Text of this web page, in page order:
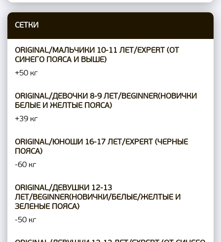
СЕТКИ
ORIGINAL/МАЛЬЧИКИ 10-11 ЛЕТ/EXPERT (ОТ
СИНЕГО ПОЯСА И ВЫШЕ)
+50 кг
ORIGINAL/ДЕВОЧКИ 8-9 ЛЕТ/BEGINNER(НОВИЧКИ
БЕЛЫЕ И ЖЕЛТЫЕ ПОЯСА)
+39 кг
ORIGINAL/ЮНОШИ 16-17 ЛЕТ/EXPERT (ЧЕРНЫЕ
ПОЯСА)
-60 кг
ORIGINAL/ДЕВУШКИ 12-13
ЛЕТ/BEGINNER(НОВИЧКИ/БЕЛЫЕ/ЖЕЛТЫЕ И
ЗЕЛЕНЫЕ ПОЯСА)
-50 кг